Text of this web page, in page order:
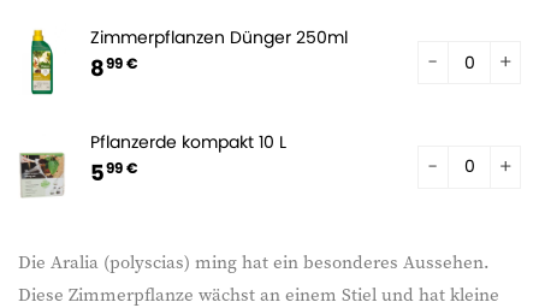
Die Aralia (polyscias) ming hat ein besonderes Aussehen.
Diese Zimmerpflanze wächst an einem Stiel und hat kleine
Zimmerpflanzen Dünger 250ml
899 €
Pflanzerde kompakt 10 L
599 €